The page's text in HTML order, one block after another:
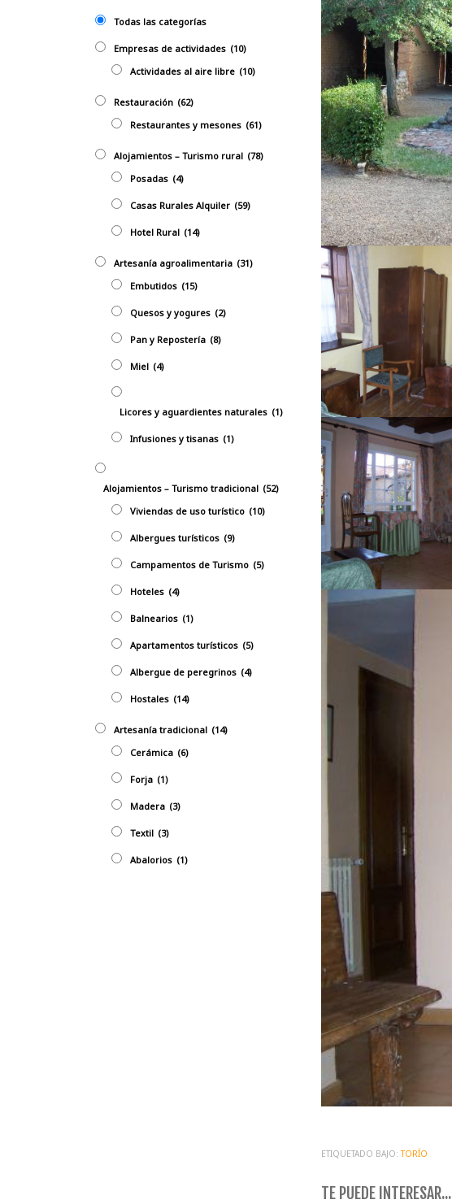
ETIQUETADO BAJO: TORÍO
TE PUEDE INTERESAR...
Todas las categorías
Empresas de actividades (10)
Actividades al aire libre (10)
Restauración (62)
Restaurantes y mesones (61)
Alojamientos – Turismo rural (78)
Posadas (4)
Casas Rurales Alquiler (59)
Hotel Rural (14)
Artesanía agroalimentaria (31)
Embutidos (15)
Quesos y yogures (2)
Pan y Repostería (8)
Miel (4)
Licores y aguardientes naturales (1)
Infusiones y tisanas (1)
Alojamientos – Turismo tradicional (52)
Viviendas de uso turístico (10)
Albergues turísticos (9)
Campamentos de Turismo (5)
Hoteles (4)
Balnearios (1)
Apartamentos turísticos (5)
Albergue de peregrinos (4)
Hostales (14)
Artesaní­a tradicional (14)
Cerámica (6)
Forja (1)
Madera (3)
Textil (3)
Abalorios (1)